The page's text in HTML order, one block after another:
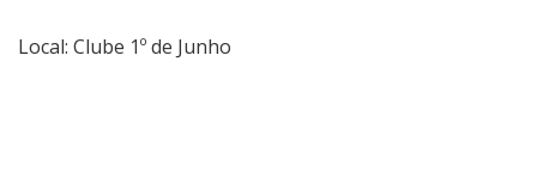
Local: Clube 1º de Junho